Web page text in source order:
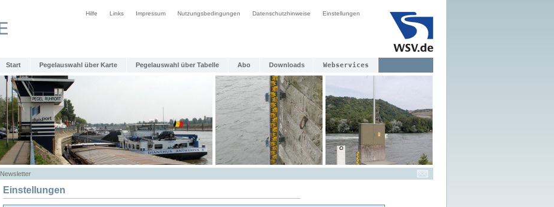
Hilfe Links Impressum Nutzungsbedingungen Datenschutzhinweise Einstellungen
Start Pegelauswahl über Karte Pegelauswahl über Tabelle Abo Downloads Webservices
Newsletter
Einstellungen